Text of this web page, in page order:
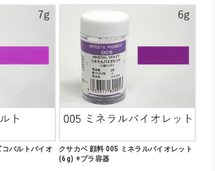
コバルトバイオ
クサカベ 顔料 005 ミネラルバイオレット
(6g) ※プラ容器